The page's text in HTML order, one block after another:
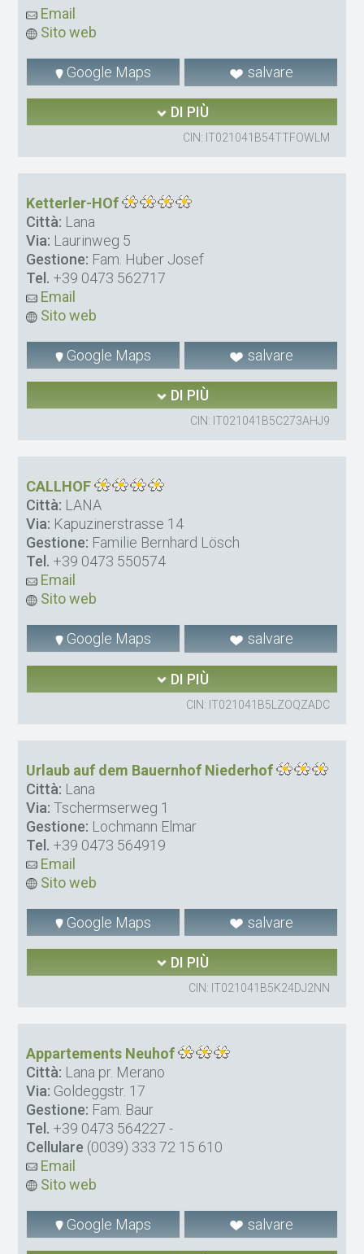
Email
Sito web
Google Maps salvare
DI PIÙ
CIN: IT021041B54TTFOWLM
Ketterler-HOf
Città: Lana
Via: Laurinweg 5
Gestione: Fam. Huber Josef
Tel. +39 0473 562717
Email
Sito web
Google Maps salvare
DI PIÙ
CIN: IT021041B5C273AHJ9
CALLHOF
Città: LANA
Via: Kapuzinerstrasse 14
Gestione: Familie Bernhard Lösch
Tel. +39 0473 550574
Email
Sito web
Google Maps salvare
DI PIÙ
CIN: IT021041B5LZOQZADC
Urlaub auf dem Bauernhof Niederhof
Città: Lana
Via: Tschermserweg 1
Gestione: Lochmann Elmar
Tel. +39 0473 564919
Email
Sito web
Google Maps salvare
DI PIÙ
CIN: IT021041B5K24DJ2NN
Appartements Neuhof
Città: Lana pr. Merano
Via: Goldeggstr. 17
Gestione: Fam. Baur
Tel. +39 0473 564227 -
Cellulare (0039) 333 72 15 610
Email
Sito web
Google Maps salvare